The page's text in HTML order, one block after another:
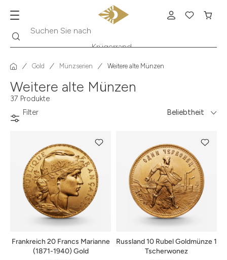
Suchen Sie nach
Gold Münzserien Weitere alte Münzen
Weitere alte Münzen
37 Produkte
Filter
Beliebtheit
Frankreich 20 Francs Marianne
(1871-1940) Gold
Russland 10 Rubel Goldmünze 1
Tscherwonez